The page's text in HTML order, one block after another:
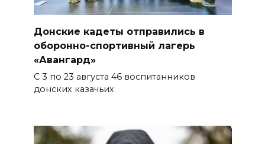
Подготовка к школе
06 августа 2026 15:51
Донские спасатели провели
профилактические занятия
более чем для 11 тыс. детей
Донские кадеты отправились в
оборонно-спортивный лагерь
«Авангард»
С 3 по 23 августа 46 воспитанников
донских казачьих